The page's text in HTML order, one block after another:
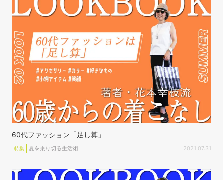
60代ファッション「足し算」
特集 夏を乗り切る生活術 2021.07.31